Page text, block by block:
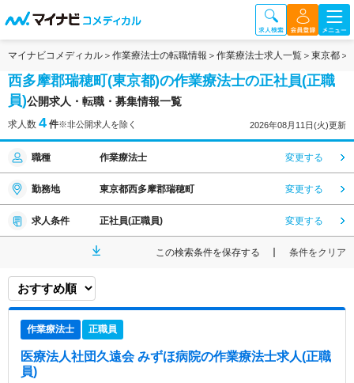
マイナビコメディカル 作業療法士の転職情報 作業療法士求人一覧 東京都
西多摩郡瑞穂町(東京都)の作業療法士の正社員(正職
員)公開求人・転職・募集情報一覧
求人数 4 件※非公開求人を除く 2026年08月11日(火)更新
職種 作業療法士 変更する
勤務地 東京都西多摩郡瑞穂町 変更する
求人条件 正社員(正職員) 変更する
この検索条件を保存する 条件をクリア
作業療法士 正職員
医療法人社団久遠会 みずほ病院の作業療法士求人(正職
員)